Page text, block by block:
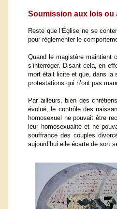
Soumission aux lois ou
Reste que l’Église ne se
pour règlementer le
Quand le magistère maintient
s’interroger. Disant cela, en
mort était licite et que, dans la
protestations qui n’ont pas
Par ailleurs, bien des
évolué, le contrôle des
homosexuel ne pouvait être
leur homosexualité et ne
souffrance des couples
aujourd’hui elle écarte de son